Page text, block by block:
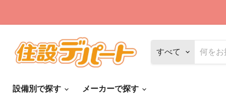
すべて
設備別で探す メーカーで探す